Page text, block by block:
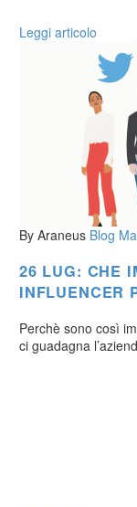
Leggi articolo
By Araneus Blog
26 LUG: CHE
INFLUENCER
Perchè sono così
ci guadagna